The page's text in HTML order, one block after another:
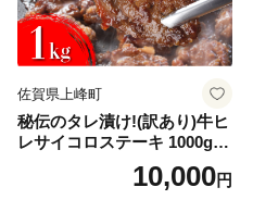
佐賀県上峰町
秘伝のタレ漬け!(訳あり)牛ヒ
レサイコロステーキ 1000g
10,000円